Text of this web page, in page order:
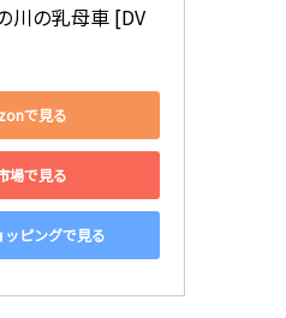
川の乳母車 [DV
で見る
場で見る
ピングで見る